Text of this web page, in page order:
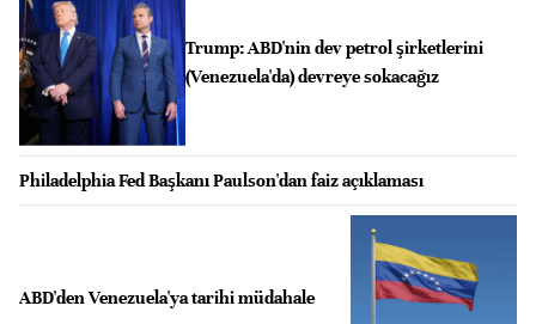
Trump: ABD'nin dev petrol şirketlerini
(Venezuela'da) devreye sokacağız
Philadelphia Fed Başkanı Paulson'dan faiz açıklaması
ABD'den Venezuela'ya tarihi müdahale